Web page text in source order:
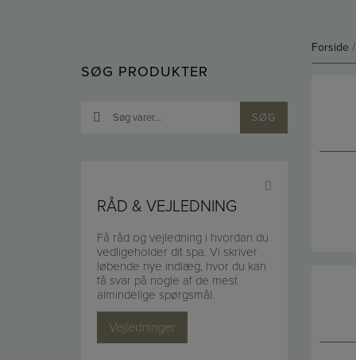
Forside
SØG PRODUKTER
Søg
efter:
SØG
RÅD & VEJLEDNING
Få råd og vejledning i hvordan du
vedligeholder dit spa. Vi skriver
løbende nye indlæg, hvor du kan
få svar på nogle af de mest
almindelige spørgsmål.
Vejledninger